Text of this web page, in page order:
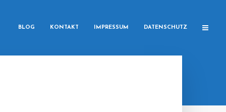
BLOG KONTAKT IMPRESSUM DATENSCHUTZ